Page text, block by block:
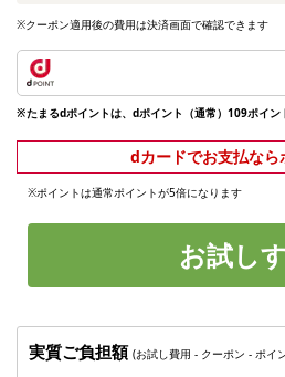
※クーポン適用後の費用は決済画面で確認できます
※たまるdポイントは、dポイント（通常）109ポイン
dカードでお支払なら
※ポイントは通常ポイントが5倍になります
お試し
実質ご負担額 (お試し費用 - クーポン - ポイ